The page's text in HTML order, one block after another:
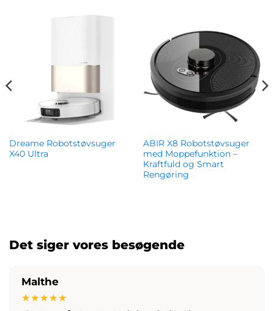
Dreame Robotstøvsuger
X40 Ultra
ABIR X8 Robotstøvsuger
med Moppefunktion –
Kraftfuld og Smart
Rengøring
Det siger vores besøgende
Malthe
★★★★★